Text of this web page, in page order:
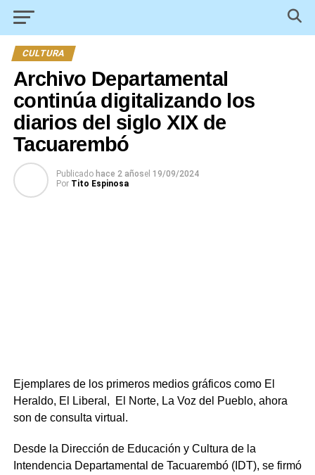
CULTURA
Archivo Departamental
continúa digitalizando los
diarios del siglo XIX de
Tacuarembó
Publicado hace 2 añosel 19/09/2024
Por Tito Espinosa
Ejemplares de los primeros medios gráficos como El
Heraldo, El Liberal, El Norte, La Voz del Pueblo, ahora
son de consulta virtual.
Desde la Dirección de Educación y Cultura de la
Intendencia Departamental de Tacuarembó (IDT), se firmó